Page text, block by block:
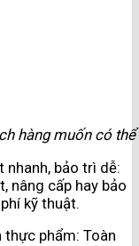
hàng muốn có
bảo trì dễ:
nâng cấp hay bảo
kỹ thuật.
thực phẩm: Toàn